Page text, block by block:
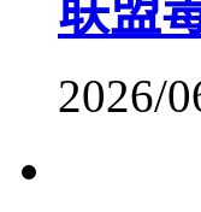
联盟
2026/